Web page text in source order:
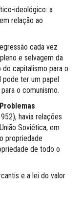
ideológico: a
relação ao
cada vez
e selvagem da
do capitalismo para o
pode ter um papel
o comunismo.
Problemas
havia relações
Soviética, em
propriedade
de todo o
e a lei do valor